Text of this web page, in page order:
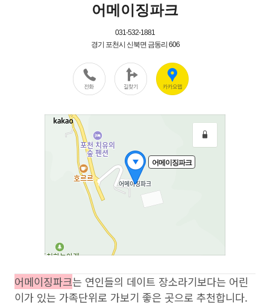
어메이징파크는 연인들의 데이트 장소라기보다는 어린
이가 있는 가족단위로 가보기 좋은 곳으로 추천합니다.